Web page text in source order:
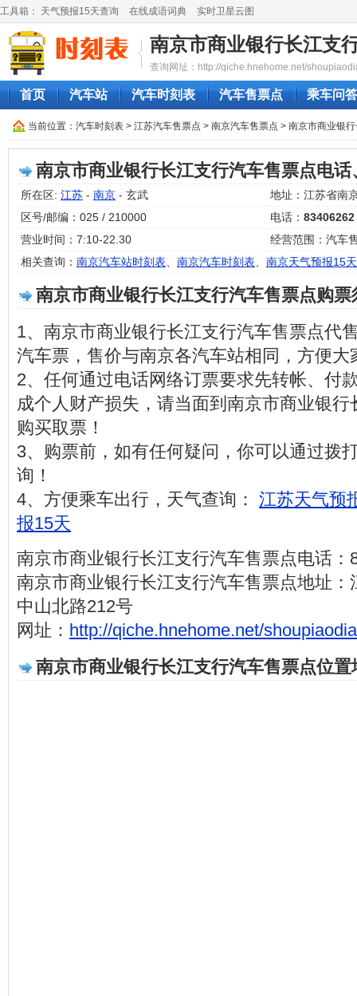
工具箱： 天气预报15天查询 在线成语词典 实时卫星云图
南京市商业银行长江支
查询网址：http://qiche.hnehome.net/
首页 汽车站 汽车时刻表 汽车售票点 乘车问答
当前位置： 汽车时刻表 > 江苏汽车售票点 > 南京汽车售票点 > 南京市商业银
南京市商业银行长江支行汽车售票点电
所在区: 江苏 - 南京 - 玄武
地址：江苏省南
区号/邮编：025 / 210000
电话： 83406262
营业时间：7:10-22.30
经营范围：汽车
相关查询： 南京汽车站时刻表 南京汽车时刻表 南京天气预报15天
南京市商业银行长江支行汽车售票点购票
1、南京市商业银行长江支行汽车售票点代
汽车票，售价与南京各汽车站相同，方便大
2、任何通过电话网络订票要求先转帐、付
成个人财产损失，请当面到南京市商业银
购买取票！
3、购票前，如有任何疑问，你可以通过拨
询！
4、方便乘车出行，天气查询： 江苏天气预
报15天
南京市商业银行长江支行汽车售票点电话：
南京市商业银行长江支行汽车售票点地址：
中山北路212号
网址： http://qiche.hnehome.net/
南京市商业银行长江支行汽车售票点位置